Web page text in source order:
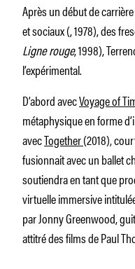
Après un début de
et sociaux (, 1978), des
Ligne rouge, 1998),
l’expérimental.
D’abord avecVoyage of
métaphysique en forme
avecTogether(2018),
fusionnait avec un ballet
soutiendra en tant que
virtuelle immersive
par Jonny Greenwood,
attitré des films de Paul